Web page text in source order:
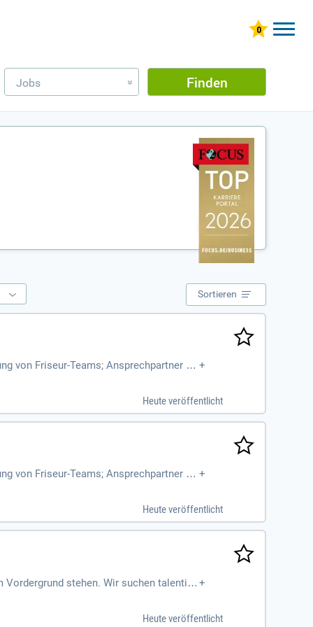
Jobs » Finden
Sortieren
von Friseur-Teams; Ansprechpartner für +
Heute veröffentlicht
von Friseur-Teams; Ansprechpartner für +
Heute veröffentlicht
Vordergrund stehen. Wir suchen talentier
Salon bietet dir kreative Herausf
im Mittelpunkt: unser Team und un
+
Heute veröffentlicht